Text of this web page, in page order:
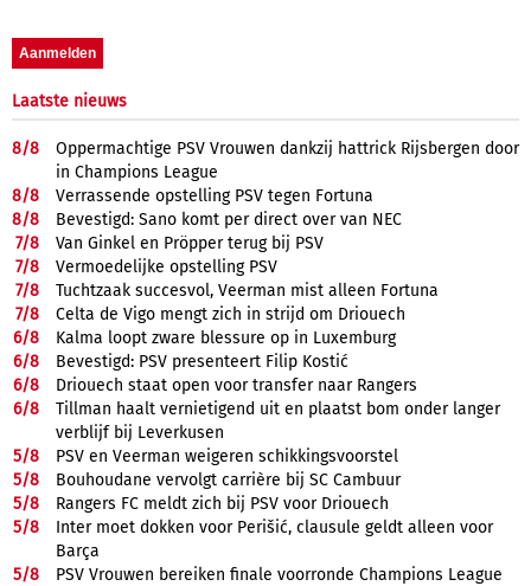
Laatste nieuws
8/8
Oppermachtige PSV Vrouwen dankzij hattrick Rijsbergen door
in Champions League
8/8
Verrassende opstelling PSV tegen Fortuna
8/8
Bevestigd: Sano komt per direct over van NEC
7/8
Van Ginkel en Pröpper terug bij PSV
7/8
Vermoedelijke opstelling PSV
7/8
Tuchtzaak succesvol, Veerman mist alleen Fortuna
7/8
Celta de Vigo mengt zich in strijd om Driouech
6/8
Kalma loopt zware blessure op in Luxemburg
6/8
Bevestigd: PSV presenteert Filip Kostić
6/8
Driouech staat open voor transfer naar Rangers
6/8
Tillman haalt vernietigend uit en plaatst bom onder langer
verblijf bij Leverkusen
5/8
PSV en Veerman weigeren schikkingsvoorstel
5/8
Bouhoudane vervolgt carrière bij SC Cambuur
5/8
Rangers FC meldt zich bij PSV voor Driouech
5/8
Inter moet dokken voor Perišić, clausule geldt alleen voor
Barça
5/8
PSV Vrouwen bereiken finale voorronde Champions League